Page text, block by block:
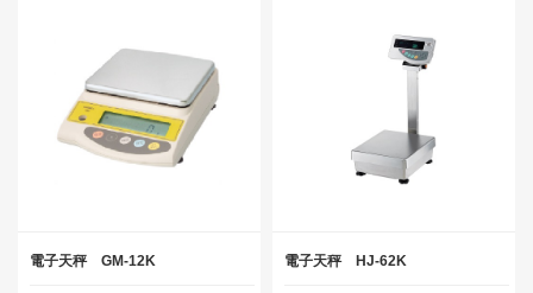
電子天秤 GM-12K 電子天秤 HJ-62K